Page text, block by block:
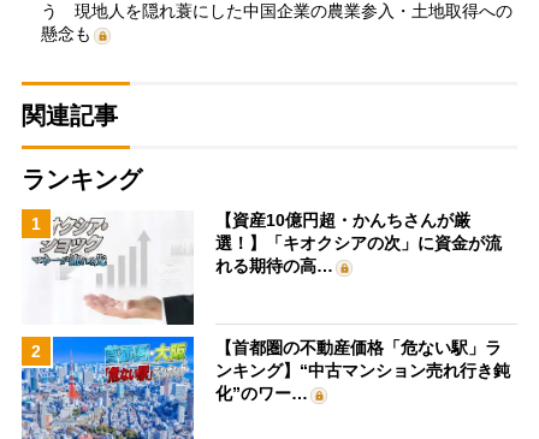
う 現地人を隠れ蓑にした中国企業の農業参入・土地取得への
懸念も
関連記事
ランキング
1
【資産10億円超・かんちさんが厳
選！】「キオクシアの次」に資金が流
れる期待の高…
2
【首都圏の不動産価格「危ない駅」ラ
ンキング】“中古マンション売れ行き鈍
化”のワー…